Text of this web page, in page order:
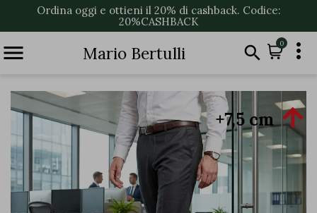
Ordina oggi e ottieni il 20% di cashback. Codice:
20%CASHBACK
 Mario Bertulli  0 
+7,5 cm